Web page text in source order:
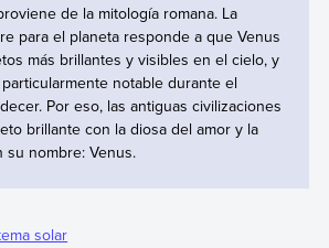
de la mitología romana. La
para el planeta responde a que Venus
más brillantes y visibles en el cielo, y
notable durante el
Por eso, las antiguas civilizaciones
brillante con la diosa del amor y la
su nombre: Venus.
solar